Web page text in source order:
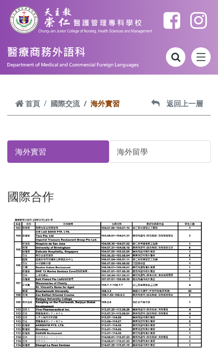
跳到主要內容
首頁 國際交流 海外實習 返回上一層
海外實習 海外留學
國際合作